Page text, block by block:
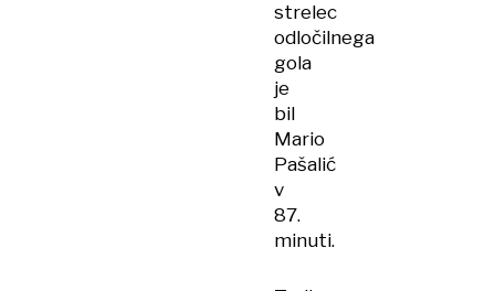
strelec
odločilnega
gola
je
bil
Mario
Pašalić
v
87.
minuti.